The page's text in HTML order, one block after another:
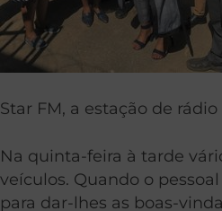
Star FM, a estação de
Na quinta-feira à tarde
veículos. Quando o
para dar-lhes as boas-